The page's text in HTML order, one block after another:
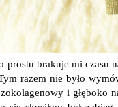
prostu brakuje mi
razem nie było
i głęboko